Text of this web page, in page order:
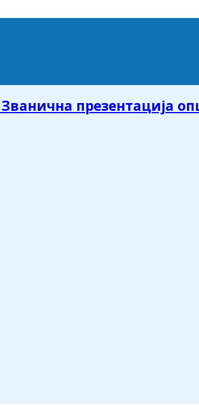
Званична презентација